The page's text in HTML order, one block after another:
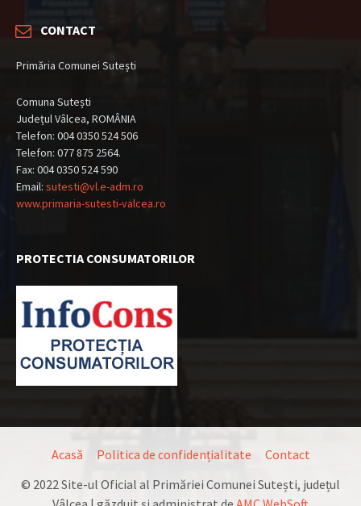
CONTACT
Primăria Comunei Sutești
Comuna Sutești
Județul Vâlcea, ROMÂNIA
Telefon: 004 0350 524 506
Telefon: 077 875 2564.
Fax: 004 0350 524 590
Email: sutesti@vl.e-adm.ro
www.primaria-sutesti-valcea.ro
PROTECTIA CONSUMATORILOR
Acasă Politica de confidențialitate
Contact
© 2022 Site-ul Oficial al Primăriei Comunei Sutești, județul